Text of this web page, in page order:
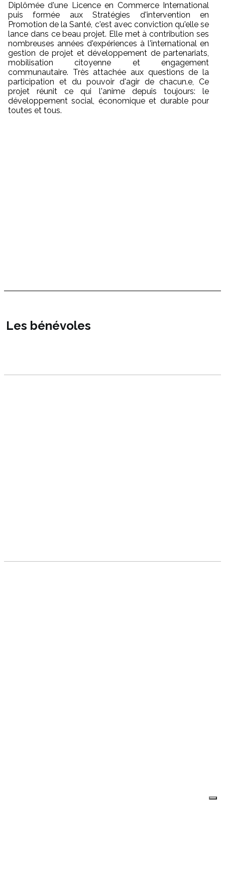
Diplômée d'une Licence en Commerce International
puis formée aux Stratégies d'intervention en
Promotion de la Santé, c'est avec conviction qu'elle se
lance dans ce beau projet. Elle met à contribution ses
nombreuses années d'expériences à l'international en
gestion de projet et développement de partenariats,
mobilisation citoyenne et engagement
communautaire. Très attachée aux questions de la
participation et du pouvoir d'agir de chacun.e, Ce
projet réunit ce qui l'anime depuis toujours: le
développement social, économique et durable pour
toutes et tous.
Les bénévoles